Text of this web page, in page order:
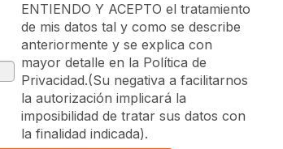
ENTIENDO Y ACEPTO el tratamiento
de mis datos tal y como se describe
anteriormente y se explica con
mayor detalle en la Política de
Privacidad.(Su negativa a facilitarnos
la autorización implicará la
imposibilidad de tratar sus datos con
la finalidad indicada).